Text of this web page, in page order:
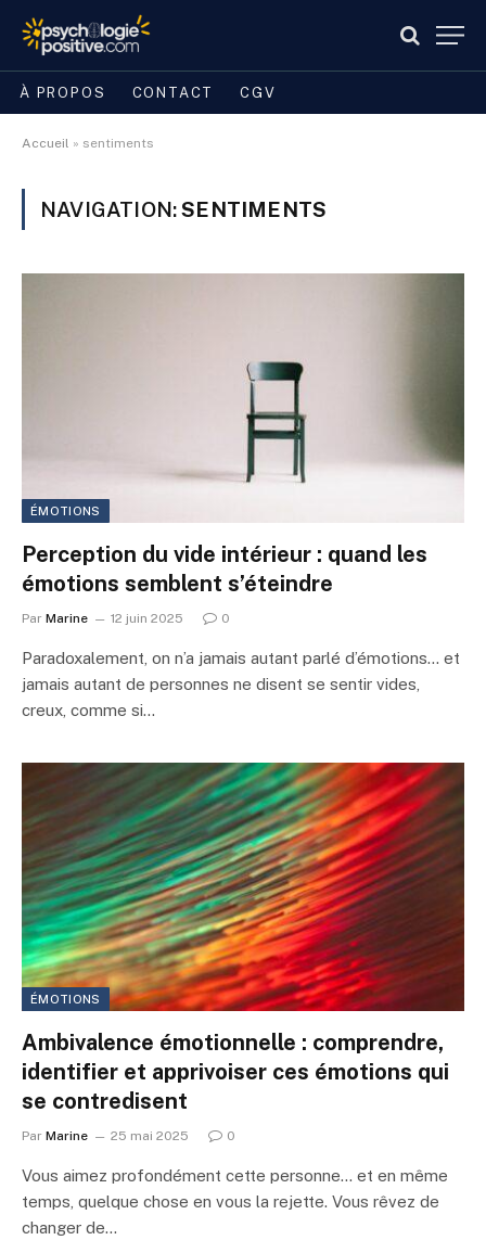
À PROPOS CONTACT CGV
Accueil » sentiments
NAVIGATION:SENTIMENTS
ÉMOTIONS
Perception du vide intérieur : quand les
émotions semblent s’éteindre
Par Marine 12 juin 2025 0
Paradoxalement, on n’a jamais autant parlé d’émotions… et
jamais autant de personnes ne disent se sentir vides,
creux, comme si…
ÉMOTIONS
Ambivalence émotionnelle : comprendre,
identifier et apprivoiser ces émotions qui
se contredisent
Par Marine 25 mai 2025 0
Vous aimez profondément cette personne… et en même
temps, quelque chose en vous la rejette. Vous rêvez de
changer de…